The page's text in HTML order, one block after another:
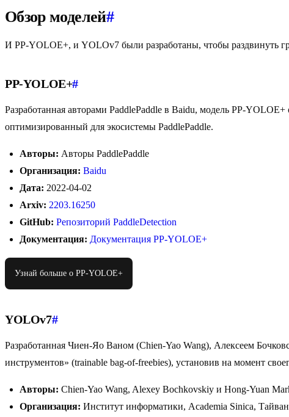
Обзор моделей#
И PP-YOLOE+, и YOLOv7 были разработаны, чтобы раздвинуть
PP-YOLOE+#
Разработанная авторами PaddlePaddle в Baidu, модель PP-
оптимизированный для экосистемы PaddlePaddle.
Авторы: Авторы PaddlePaddle
Организация: Baidu
Дата: 2022-04-02
Arxiv: 2203.16250
GitHub: Репозиторий PaddleDetection
Документация: Документация PP-YOLOE+
Узнай больше о PP-YOLOE+
YOLOv7#
Разработанная Чиен-Яо Ваном (Chien-Yao Wang), Алексеем
инструментов» (trainable bag-of-freebies), установив на момент
Авторы: Chien-Yao Wang, Alexey Bochkovskiy и Hong-Yuan
Организация: Институт информатики, Academia Sinica,